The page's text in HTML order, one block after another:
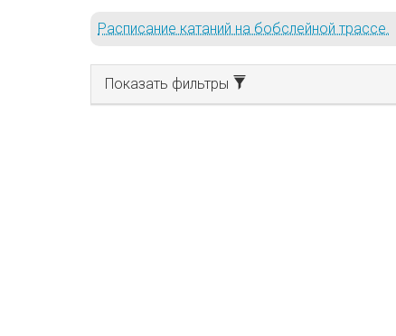
Расписание катаний на бобслейной трассе.
Показать фильтры